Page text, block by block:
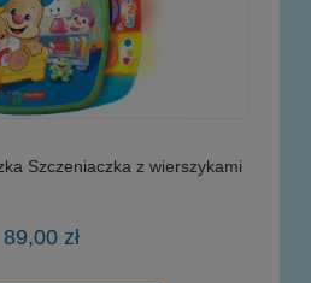
Szczeniaczka z wierszykami
89,00 zł